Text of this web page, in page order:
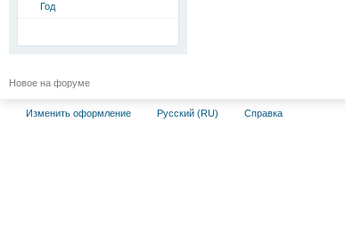
Год
Новое на форуме
Изменить оформление Русский (RU) Справка